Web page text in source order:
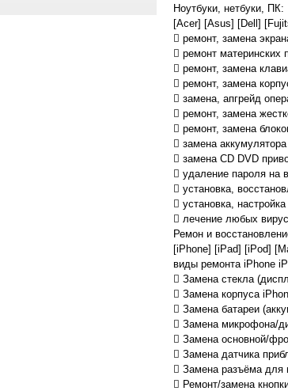
Ноутбуки, нетбуки, ПК:
[Acer] [Asus] [Dell]
 ремонт, замена
 ремонт материнских
 ремонт, замена
 ремонт, замена
 замена, апгрейд
 ремонт, замена
 ремонт, замена
 замена
 замена CD DVD
 удаление пароля на
 установка,
 установка,
 лечение любых
Ремон и
[iPhone] [iPad] [iPod]
виды ремонта iPhone
 Замена стекла
 Замена корпуса
 Замена батареи
 Замена микрофона/
 Замена основной/
 Замена датчика
 Замена разъёма для
 Ремонт/замена